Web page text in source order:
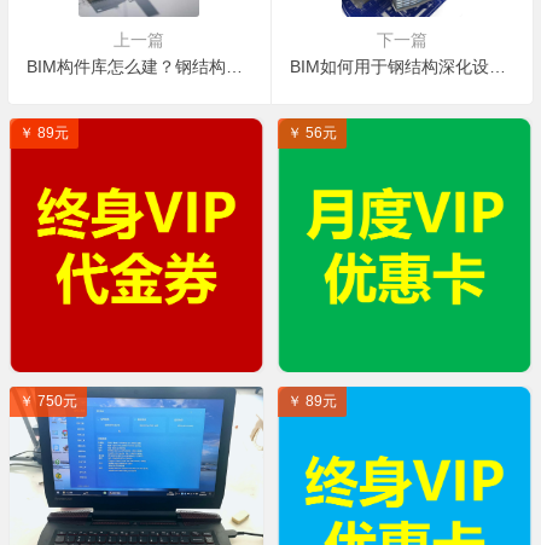
上一篇
下一篇
BIM如何用于钢结构深化设计？钢结构BIM技术深化设计分析
￥ 89元 ￥ 56元
￥ 750元 ￥ 89元